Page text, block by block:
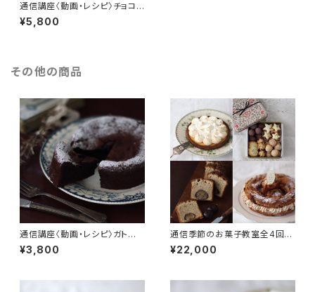
通信講座〈動画・レシピ〉チョコレ
ートのマカロン（スイスメレン
ゲ）
¥5,800
その他の商品
通信講座〈動画・レシピ〉ガトー
ショコラ
¥3,800
通信季節のお菓子教室全4回
〈動画・レシピセット〉
¥22,000